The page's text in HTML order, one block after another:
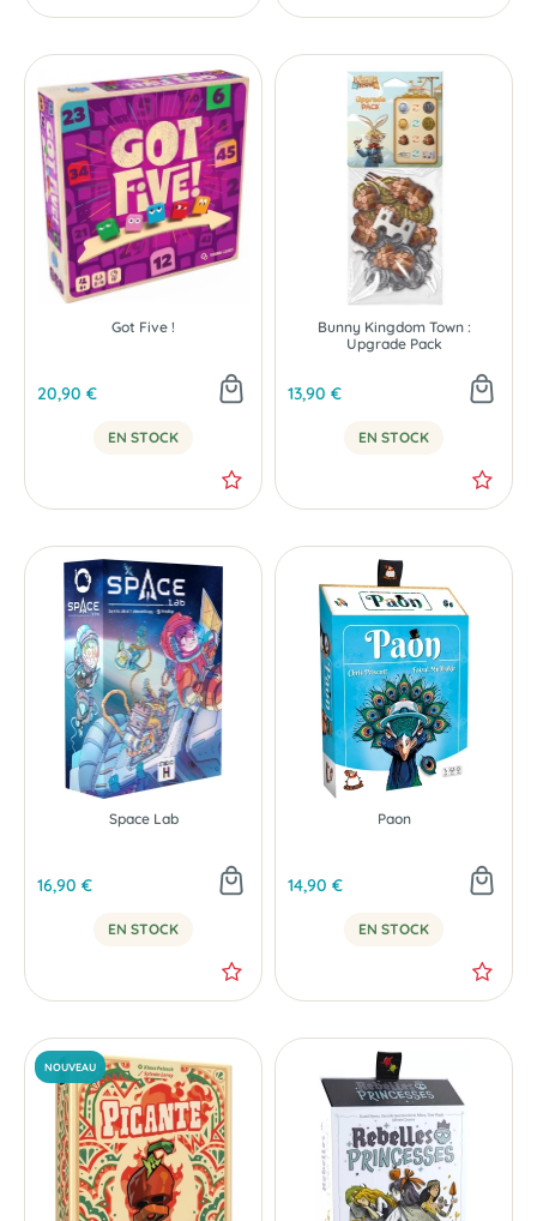
Got Five !
20,90 €
EN STOCK
Bunny Kingdom Town :
Upgrade Pack
13,90 €
EN STOCK
Space Lab
16,90 €
EN STOCK
Paon
14,90 €
EN STOCK